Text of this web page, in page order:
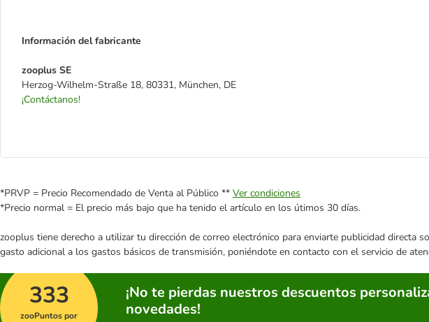
Información del fabricante
zooplus SE
Herzog-Wilhelm-Straße 18, 80331, München, DE
¡Contáctanos!
*PRVP = Precio Recomendado de Venta al Público ** Ver condiciones
*Precio normal = El precio más bajo que ha tenido el artículo en los útimos 30 días.
zooplus tiene derecho a utilizar tu dirección de correo electrónico para enviarte publicidad
gasto adicional a los gastos básicos de transmisión, poniéndote en contacto con el servicio de
333
zooPuntos por
¡No te pierdas nuestros descuentos
novedades!